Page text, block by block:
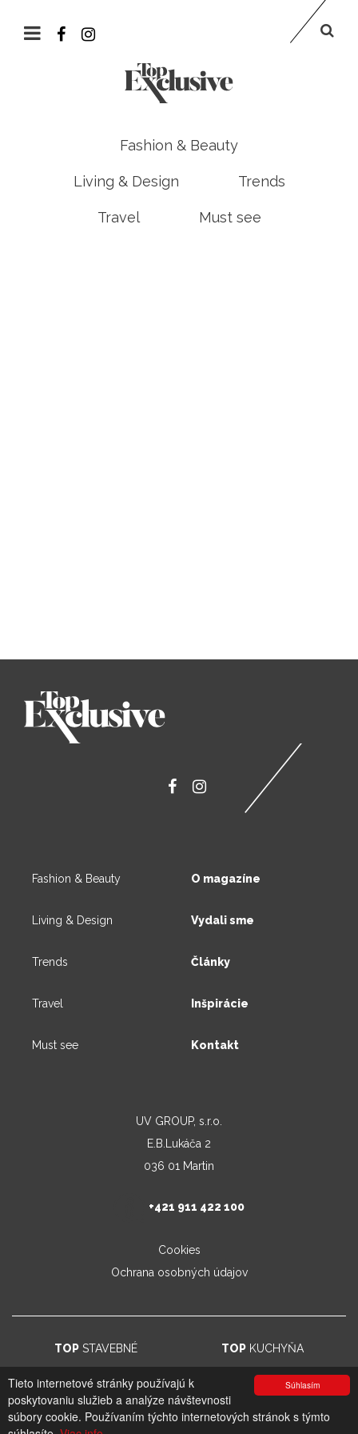
Súhlasím
Tieto internetové stránky používajú k
poskytovaniu služieb a analýze návštevnosti
súbory cookie. Používaním týchto internetových stránok s týmto
Fashion & Beauty
Living & Design Trends
Travel Must see
Fashion & Beauty
Living & Design
Trends
Travel
Must see
O magazíne
Vydali sme
Články
Inšpirácie
Kontakt
UV GROUP, s.r.o.
E.B.Lukáča 2
036 01 Martin
+421 911 422 100
Cookies
Ochrana osobných údajov
TOPSTAVEBNÉ TOP KUCHYŇA
© 2026. UV GROUP s.r.o. | Created by CTS Europe s.r.o.